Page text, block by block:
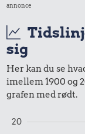
Priser i 2003
annonce
sig
Her kan du se
imellem 1900 og
grafen med rødt.
20